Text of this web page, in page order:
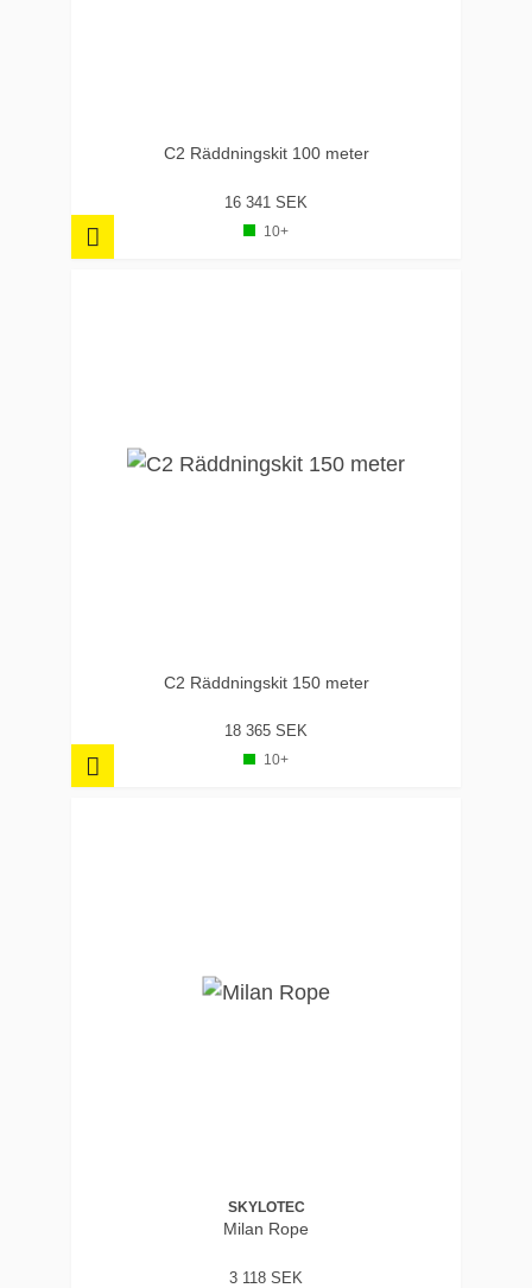
C2 Räddningskit 100 meter
16 341 SEK
10+
C2 Räddningskit 150 meter
18 365 SEK
10+
SKYLOTEC
Milan Rope
3 118 SEK